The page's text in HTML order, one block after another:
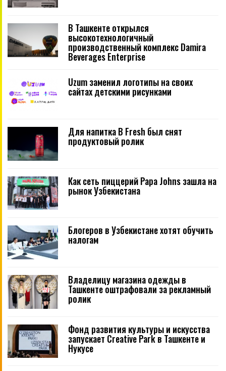
В Ташкенте открылся
высокотехнологичный
производственный комплекс Damira
Beverages Enterprise
Uzum заменил логотипы на своих
сайтах детскими рисунками
Для напитка B Fresh был снят
продуктовый ролик
Как сеть пиццерий Papa Johns зашла на
рынок Узбекистана
Блогеров в Узбекистане хотят обучить
налогам
Владелицу магазина одежды в
Ташкенте оштрафовали за рекламный
ролик
Фонд развития культуры и искусства
запускает Creative Park в Ташкенте и
Нукусе